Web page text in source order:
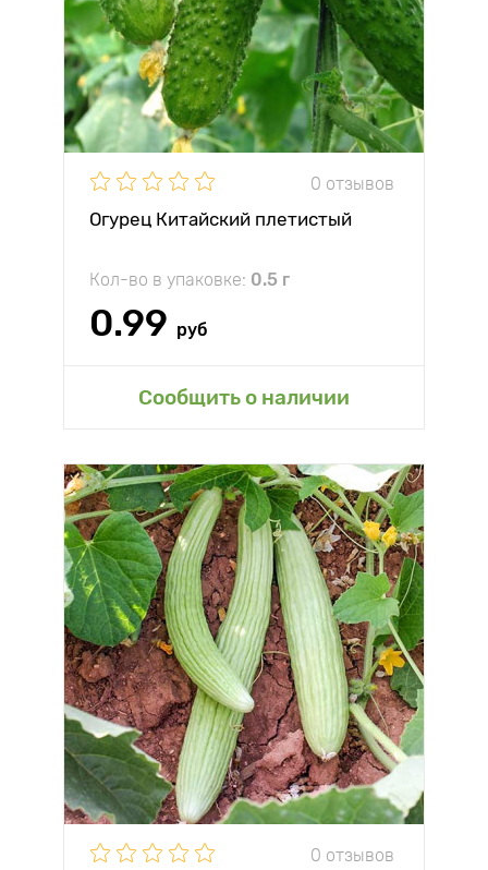
0 отзывов
Огурец Китайский плетистый
Кол-во в упаковке: 0.5 г
0.99 руб
Сообщить о наличии
0 отзывов